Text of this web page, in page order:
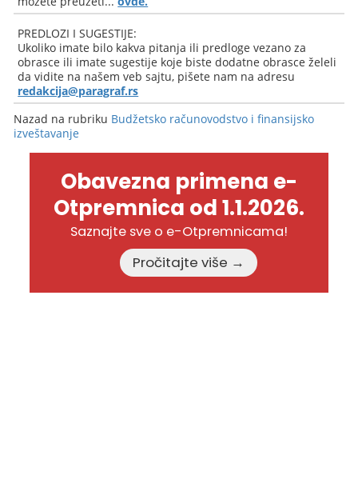
PREDLOZI I SUGESTIJE:
Ukoliko imate bilo kakva pitanja ili predloge vezano za
obrasce ili imate sugestije koje biste dodatne obrasce želeli
da vidite na našem veb sajtu, pišete nam na adresu
redakcija@paragraf.rs
Nazad na rubriku Budžetsko računovodstvo i finansijsko
izveštavanje
Obavezna primena e-
Otpremnica od 1.1.2026.
Saznajte sve o e-Otpremnicama!
Pročitajte više →